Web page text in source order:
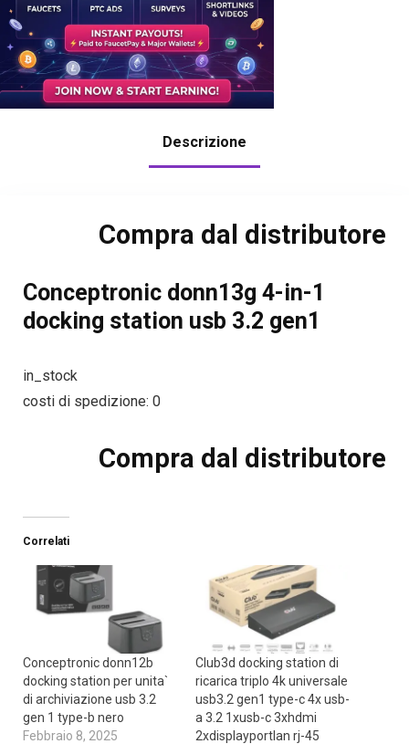
Descrizione
Compra dal distributore
Conceptronic donn13g 4-in-1
docking station usb 3.2 gen1
in_stock
costi di spedizione: 0
Compra dal distributore
Correlati
Conceptronic donn12b
docking station per unita`
di archiviazione usb 3.2
gen 1 type-b nero
Febbraio 8, 2025
Club3d docking station di
ricarica triplo 4k universale
usb3.2 gen1 type-c 4x usb-
a 3.2 1xusb-c 3xhdmi
2xdisplayportlan rj-45